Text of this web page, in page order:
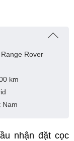
Rover
km
Nam
nhận đặt cọc